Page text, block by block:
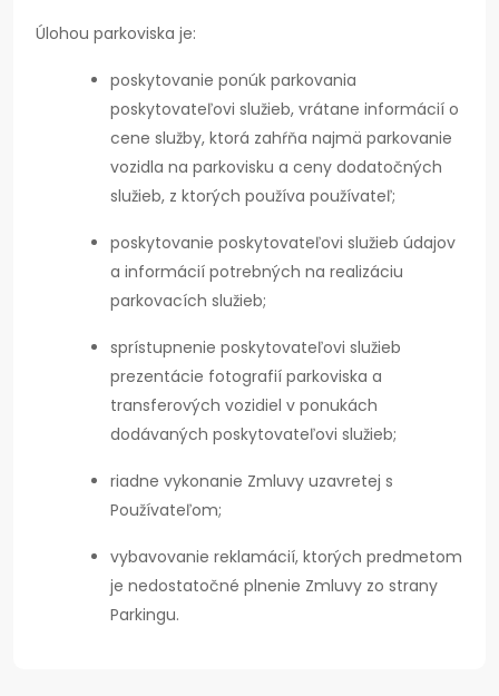
Úlohou parkoviska je:
poskytovanie ponúk parkovania
poskytovateľovi služieb, vrátane informácií o
cene služby, ktorá zahŕňa najmä parkovanie
vozidla na parkovisku a ceny dodatočných
služieb, z ktorých používa používateľ;
poskytovanie poskytovateľovi služieb údajov
a informácií potrebných na realizáciu
parkovacích služieb;
sprístupnenie poskytovateľovi služieb
prezentácie fotografií parkoviska a
transferových vozidiel v ponukách
dodávaných poskytovateľovi služieb;
riadne vykonanie Zmluvy uzavretej s
Používateľom;
vybavovanie reklamácií, ktorých predmetom
je nedostatočné plnenie Zmluvy zo strany
Parkingu.